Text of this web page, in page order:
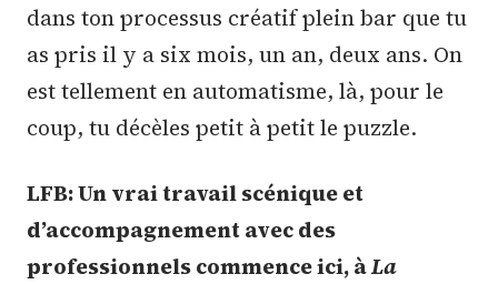
dans ton processus créatif plein bar que tu
as pris il y a six mois, un an, deux ans. On
est tellement en automatisme, là, pour le
coup, tu décèles petit à petit le puzzle.
LFB: Un vrai travail scénique et
d’accompagnement avec des
professionnels commence ici, àLa